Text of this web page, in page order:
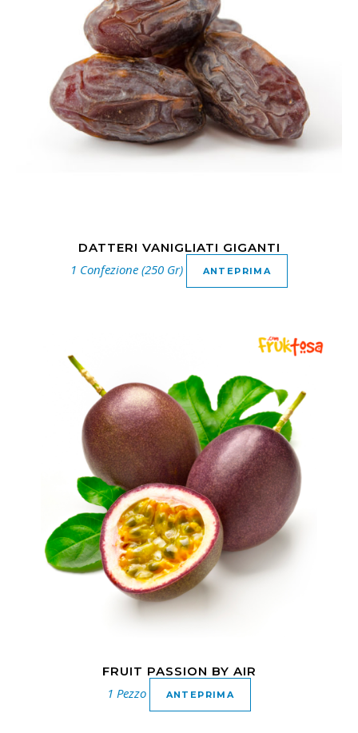
DATTERI VANIGLIATI GIGANTI
1 Confezione (250 Gr) ANTEPRIMA
FRUIT PASSION BY AIR
1 Pezzo ANTEPRIMA